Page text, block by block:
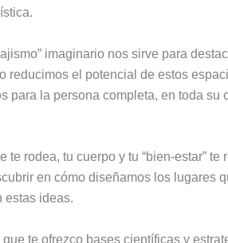
imaginario nos sirve para
reducimos el potencial de estos
para la persona completa, en toda su
rodea, tu cuerpo y tu “bien-estar” te
en cómo diseñamos los lugares
estas ideas.
te ofrezco bases científicas y